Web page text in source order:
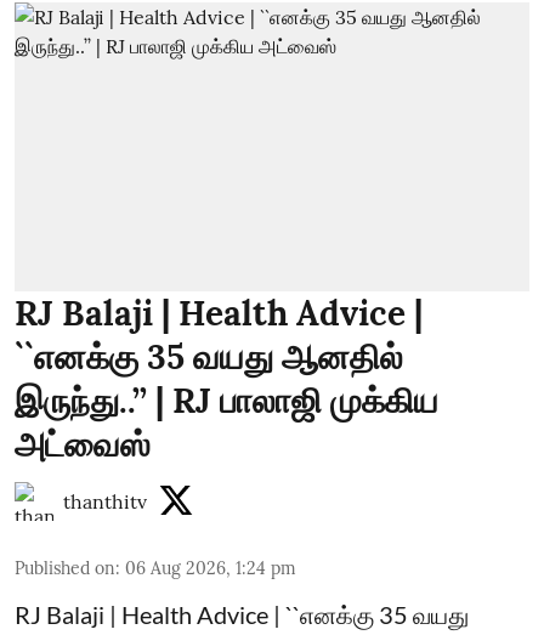
RJ Balaji | Health Advice |
``எனக்கு 35 வயது ஆனதில்
இருந்து..’’ | RJ பாலாஜி முக்கிய
அட்வைஸ்
thanthitv
Published on: 06 Aug 2026, 1:24 pm
RJ Balaji | Health Advice | ``எனக்கு 35 வயது